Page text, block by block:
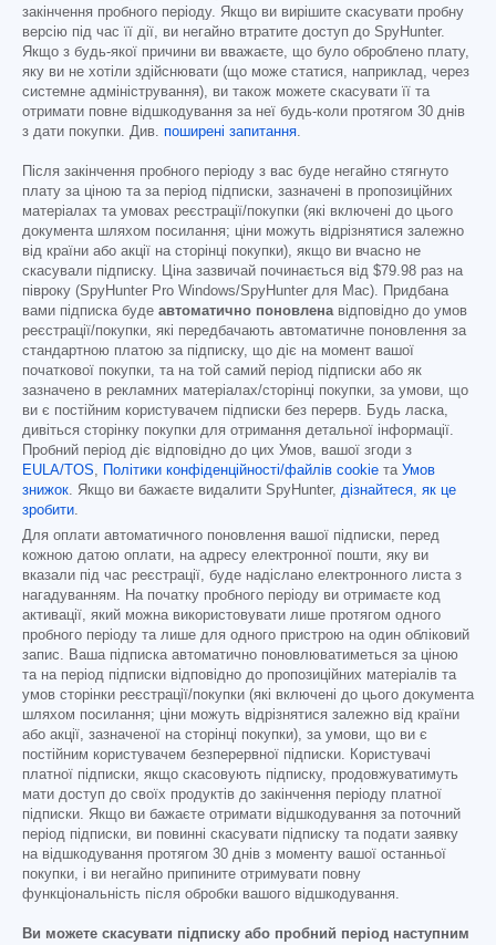
закінчення пробного періоду. Якщо ви вирішите скасувати пробну
версію під час її дії, ви негайно втратите доступ до SpyHunter.
Якщо з будь-якої причини ви вважаєте, що було оброблено плату,
яку ви не хотіли здійснювати (що може статися, наприклад, через
системне адміністрування), ви також можете скасувати її та
отримати повне відшкодування за неї будь-коли протягом 30 днів
з дати покупки. Див. поширені запитання.
Після закінчення пробного періоду з вас буде негайно стягнуто
плату за ціною та за період підписки, зазначені в пропозиційних
матеріалах та умовах реєстрації/покупки (які включені до цього
документа шляхом посилання; ціни можуть відрізнятися залежно
від країни або акції на сторінці покупки), якщо ви вчасно не
скасували підписку. Ціна зазвичай починається від $79.98 раз на
півроку (SpyHunter Pro Windows/SpyHunter для Mac). Придбана
вами підписка буде автоматично поновленавідповідно до умов
реєстрації/покупки, які передбачають автоматичне поновлення за
стандартною платою за підписку, що діє на момент вашої
початкової покупки, та на той самий період підписки або як
зазначено в рекламних матеріалах/сторінці покупки, за умови, що
ви є постійним користувачем підписки без перерв. Будь ласка,
дивіться сторінку покупки для отримання детальної інформації.
Пробний період діє відповідно до цих Умов, вашої згоди з
EULA/TOS, Політики конфіденційності/файлів cookie та Умов
знижок. Якщо ви бажаєте видалити SpyHunter, дізнайтеся, як це
зробити.
Для оплати автоматичного поновлення вашої підписки, перед
кожною датою оплати, на адресу електронної пошти, яку ви
вказали під час реєстрації, буде надіслано електронного листа з
нагадуванням. На початку пробного періоду ви отримаєте код
активації, який можна використовувати лише протягом одного
пробного періоду та лише для одного пристрою на один обліковий
запис. Ваша підписка автоматично поновлюватиметься за ціною
та на період підписки відповідно до пропозиційних матеріалів та
умов сторінки реєстрації/покупки (які включені до цього документа
шляхом посилання; ціни можуть відрізнятися залежно від країни
або акції, зазначеної на сторінці покупки), за умови, що ви є
постійним користувачем безперервної підписки. Користувачі
платної підписки, якщо скасовують підписку, продовжуватимуть
мати доступ до своїх продуктів до закінчення періоду платної
підписки. Якщо ви бажаєте отримати відшкодування за поточний
період підписки, ви повинні скасувати підписку та подати заявку
на відшкодування протягом 30 днів з моменту вашої останньої
покупки, і ви негайно припините отримувати повну
функціональність після обробки вашого відшкодування.
Ви можете скасувати підписку або пробний період наступним